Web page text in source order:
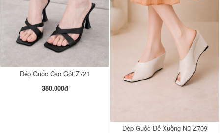
Dép Guốc Cao Gót Z721
380.000đ
Dép Guốc Đế Xuồng Nữ Z709